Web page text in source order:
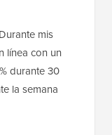
Durante mis
línea con un
durante 30
la semana